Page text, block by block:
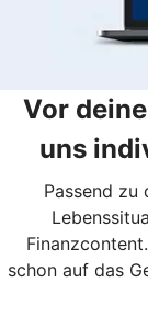
Vor
uns
Passend zu
schon auf das